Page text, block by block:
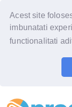
Acest site
imbunatati
functionalitati